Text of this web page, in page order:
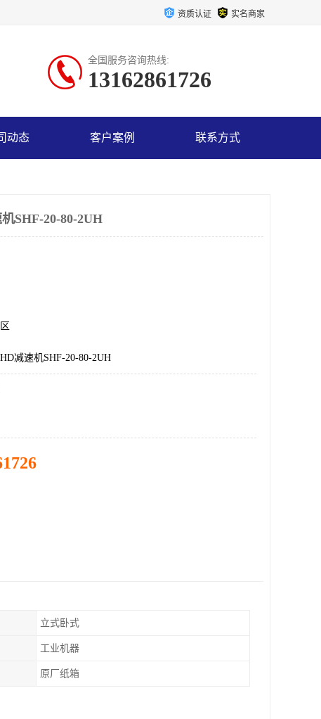
资质认证 实名商家
全国服务咨询热线:
13162861726
动态 客户案例 联系方式
SHF-20-80-2UH
减速机SHF-20-80-2UH
立式卧式
工业机器
原厂纸箱